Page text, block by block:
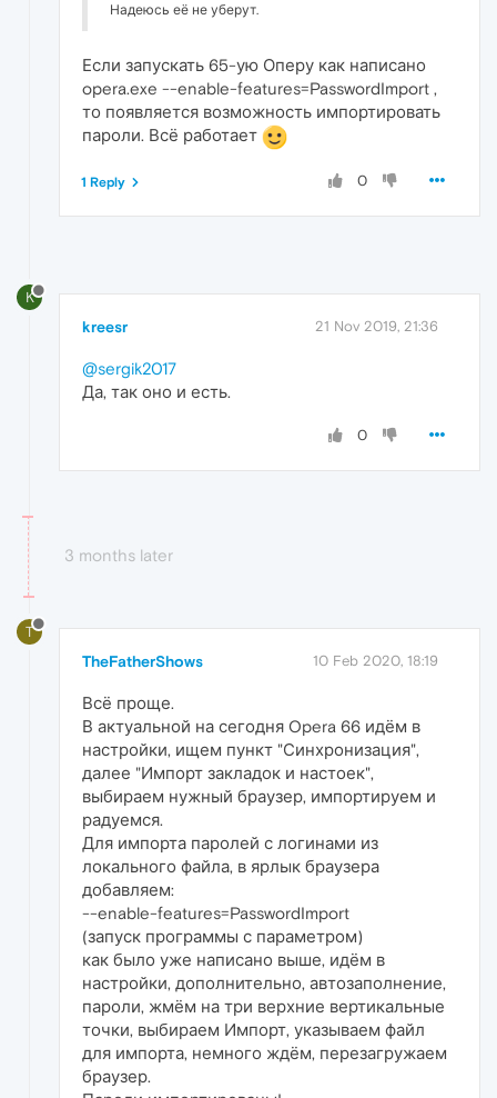
Надеюсь её не уберут.
Если запускать 65-ую Оперу как написано
opera.exe --enable-features=PasswordImport ,
то появляется возможность импортировать
пароли. Всё работает
0
1 Reply
K
kreesr 21 Nov 2019, 21:36
@sergik2017
Да, так оно и есть.
0
3 months later
T
TheFatherShows 10 Feb 2020, 18:19
Всё проще.
В актуальной на сегодня Opera 66 идём в
настройки, ищем пункт "Синхронизация",
далее "Импорт закладок и настоек",
выбираем нужный браузер, импортируем и
радуемся.
Для импорта паролей с логинами из
локального файла, в ярлык браузера
добавляем:
--enable-features=PasswordImport
(запуск программы с параметром)
как было уже написано выше, идём в
настройки, дополнительно, автозаполнение,
пароли, жмём на три верхние вертикальные
точки, выбираем Импорт, указываем файл
для импорта, немного ждём, перезагружаем
браузер.